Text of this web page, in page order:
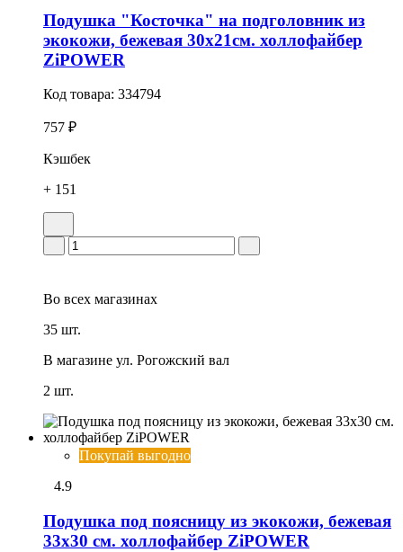
Подушка "Косточка" на подголовник из
экокожи, бежевая 30х21см. холлофайбер
ZiPOWER
Код товара: 334794
757 ₽
Кэшбек
+ 151
Во всех магазинах
35 шт.
В магазине ул. Рогожский вал
2 шт.
Покупай выгодно
4.9
Подушка под поясницу из экокожи, бежевая
33х30 см. холлофайбер ZiPOWER